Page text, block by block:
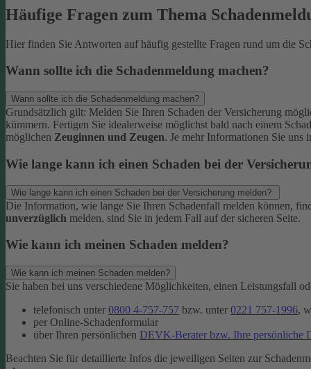
Häufige Fragen zum Thema
Hier finden Sie Antworten auf häufig gestellte Fragen rund um die
Wann sollte ich die Schadenmeldung machen?
Wann sollte ich die Schadenmeldung machen?
Grundsätzlich gilt: Melden Sie Ihren Schaden der Versicherung
kümmern. Fertigen Sie idealerweise möglichst bald nach einem
möglichen Zeuginnen und Zeugen. Je mehr Informationen Sie uns
Wie lange kann ich einen Schaden bei der
Wie lange kann ich einen Schaden bei der Versicherung melden?
Die Information, wie lange Sie Ihren Schadenfall melden können,
unverzüglich melden, sind Sie in jedem Fall auf der sicheren Seite.
Wie kann ich meinen Schaden melden?
Wie kann ich meinen Schaden melden?
Sie haben bei uns verschiedene Möglichkeiten, einen Leistungsfall
telefonisch unter 0800 4-757-757 bzw. unter 0221 757-1996,
per Online-Schadenformular
über Ihren persönlichen DEVK-Berater bzw. Ihre persönliche
Beachten Sie für detaillierte Infos die jeweiligen Seiten zur